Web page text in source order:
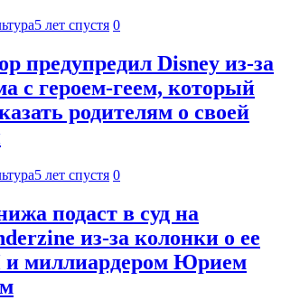
5 лет спустя 0
предупредил Disney из-за
c героем-геем, который
родителям о своей
5 лет спустя 0
подаст в суд на
из-за колонки о ее
и миллиардером Юрием